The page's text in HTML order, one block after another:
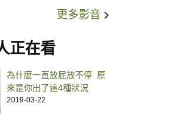
更多影音
正在看
為什麼一直放屁放不停 原
來是你出了這4種狀況
2019-03-22